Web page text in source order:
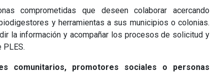
comprometidas que deseen colaborar acercando
y herramientas a sus municipios o colonias.
la información y acompañar los procesos de solicitud y
comunitarios, promotores sociales o personas